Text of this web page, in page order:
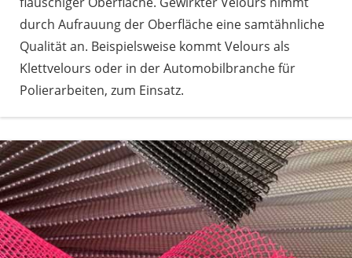
durch Aufrauung der Oberfläche eine samtähnliche
Qualität an. Beispielsweise kommt Velours als
Klettvelours oder in der Automobilbranche für
Polierarbeiten, zum Einsatz.